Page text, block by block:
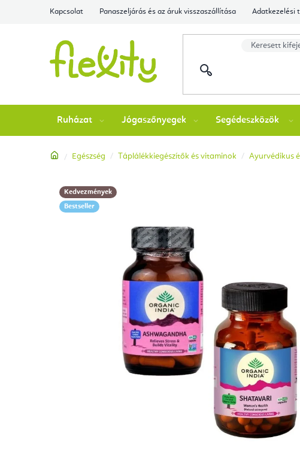
Kapcsolat Panaszeljárás és az áruk visszaszállítása Adatkezelési
Ruházat Jógaszőnyegek Segédeszközök
Kezdőlap
Egészség Táplálékkiegészítők és vitaminok Ayurvédikus
Kedvezmények
Bestseller